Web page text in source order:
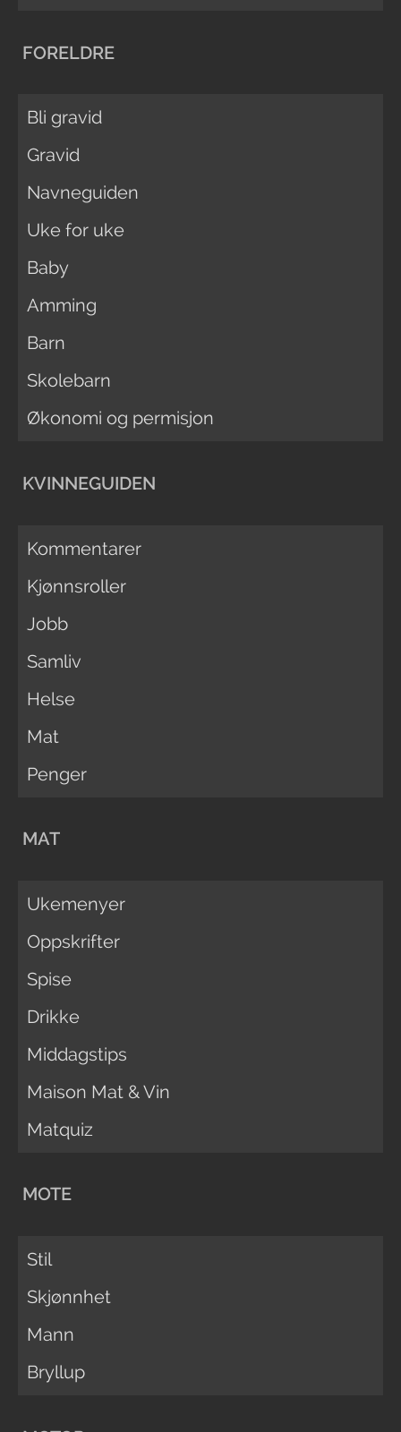
FORELDRE
Bli gravid
Gravid
Navneguiden
Uke for uke
Baby
Amming
Barn
Skolebarn
Økonomi og permisjon
KVINNEGUIDEN
Kommentarer
Kjønnsroller
Jobb
Samliv
Helse
Mat
Penger
MAT
Ukemenyer
Oppskrifter
Spise
Drikke
Middagstips
Maison Mat & Vin
Matquiz
MOTE
Stil
Skjønnhet
Mann
Bryllup